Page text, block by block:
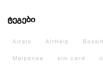
ტეგები
Airalo AirHelp
Malpensa sim card